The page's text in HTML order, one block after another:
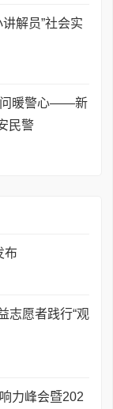
解员”社会实
问暖警心——新
民警
布
志愿者践行“观
力峰会暨202